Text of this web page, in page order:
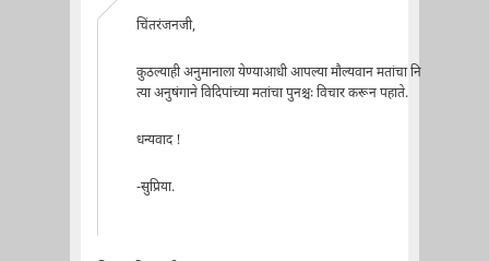
चिंतरंजनजी,
कुठल्याही अनुमानाला येण्याआधी आपल्या मौल्यवान मतांचा नि
त्या अनुषंगाने विदिपांच्या मतांचा पुनश्चः विचार करून पहाते.
धन्यवाद !
-सुप्रिया.